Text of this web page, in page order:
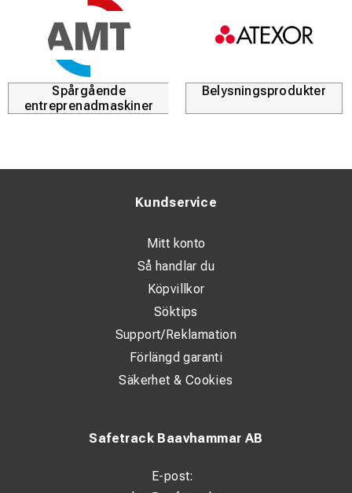
Spårgående
entreprenadmaskiner
Belysningsprodukter
Safetrack Baavhammar AB
E-post:
Kundservice
Mitt konto
Så handlar du
Köpvillkor
Söktips
Support/Reklamation
Förlängd garanti
Säkerhet & Cookies